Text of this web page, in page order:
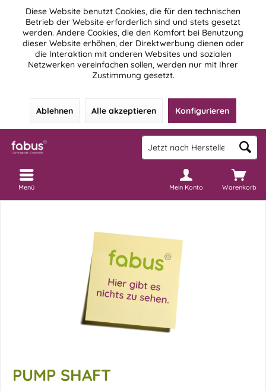
Diese Website benutzt Cookies, die für den technischen
Betrieb der Website erforderlich sind und stets gesetzt
werden. Andere Cookies, die den Komfort bei Benutzung
dieser Website erhöhen, der Direktwerbung dienen oder
die Interaktion mit anderen Websites und sozialen
Netzwerken vereinfachen sollen, werden nur mit Ihrer
Zustimmung gesetzt.
Ablehnen Alle akzeptieren Konfigurieren
Warenkorb
Mein Konto
Menü
PUMP SHAFT